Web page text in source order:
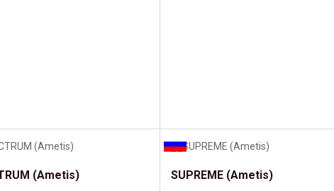
(Ametis) SUPREME (Ametis)